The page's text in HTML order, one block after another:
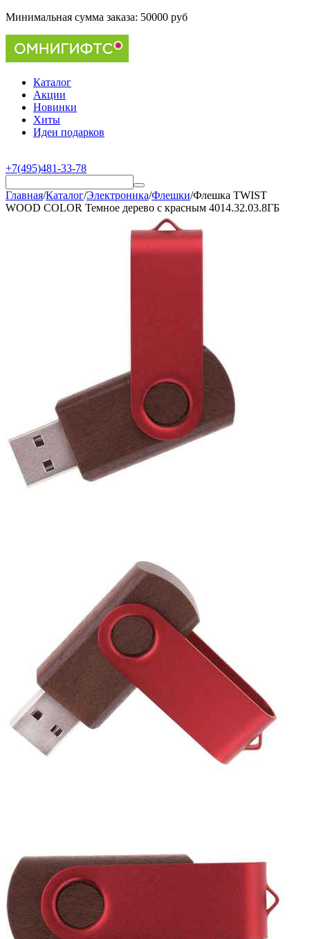
Минимальная сумма заказа: 50000 руб
Каталог
Акции
Новинки
Хиты
Идеи подарков
+7(495)481-33-78
Главная/Каталог/Электроника/Флешки/Флешка TWIST
WOOD COLOR Темное дерево с красным 4014.32.03.8ГБ